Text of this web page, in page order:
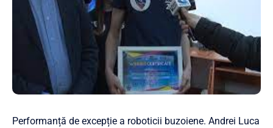
Performanță de excepție a roboticii buzoiene. Andrei Luca